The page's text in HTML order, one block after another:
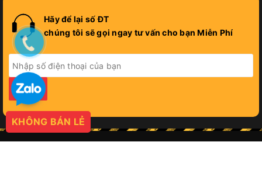
Hãy để lại số ĐT
chúng tôi sẽ gọi ngay tư vấn cho bạn Miễn Phí
GỬI
KHÔNG BÁN LẺ